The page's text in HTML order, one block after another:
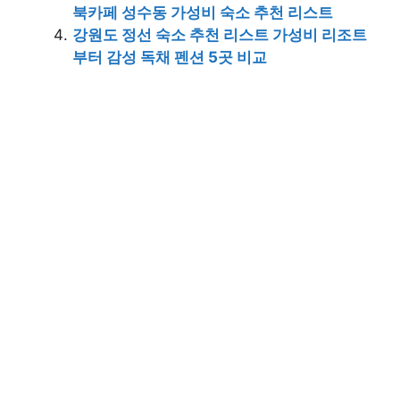
북카페 성수동 가성비 숙소 추천 리스트
강원도 정선 숙소 추천 리스트 가성비 리조트
부터 감성 독채 펜션 5곳 비교